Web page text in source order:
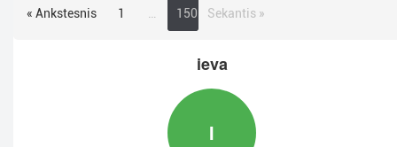
« Ankstesnis 1 150 Sekantis »
ieva
I